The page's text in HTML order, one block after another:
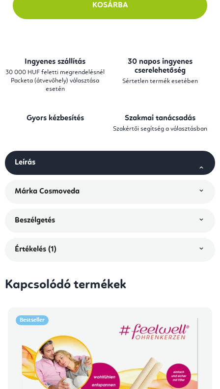
KOSÁRBA
Ingyenes szállítás
30 000 HUF feletti megrendelésnél
Packeta (átvevőhely) választása
esetén
30 napos ingyenes
cserelehetőség
Sértetlen termék esetében
Gyors kézbesítés Szakmai tanácsadás
Szakértői segítség a választásban
Leírás
Márka Cosmoveda
Beszélgetés
Értékelés (1)
Kapcsolódó termékek
Bestseller